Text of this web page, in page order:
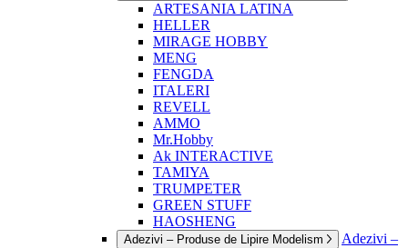
ARTESANIA LATINA
HELLER
MIRAGE HOBBY
MENG
FENGDA
ITALERI
REVELL
AMMO
Mr.Hobby
Ak INTERACTIVE
TAMIYA
TRUMPETER
GREEN STUFF
HAOSHENG
Adezivi – Produse de Lipire Modelism
Adezivi –